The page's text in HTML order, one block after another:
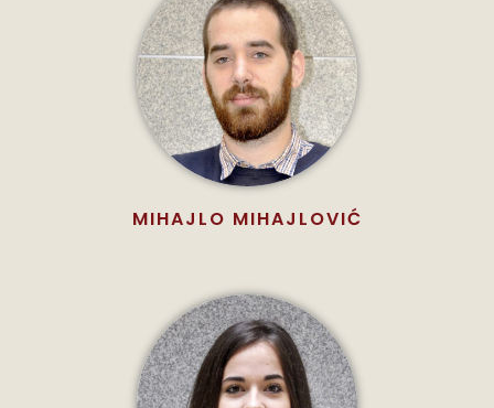
MIHAJLO MIHAJLOVIĆ